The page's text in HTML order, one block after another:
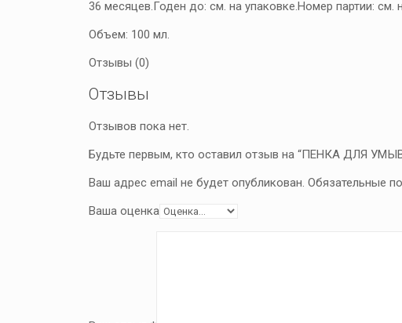
36 месяцев.Годен до: см. на упаковке.Номер партии: см.
Объем: 100 мл.
Отзывы (0)
Отзывы
Отзывов пока нет.
Будьте первым, кто оставил отзыв на “ПЕНКА ДЛЯ
Ваш адрес email не будет опубликован. Обязательные
Ваша оценка